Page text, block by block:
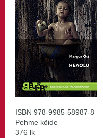
ISBN 978-9985-58987-8
Pehme köide
376 lk